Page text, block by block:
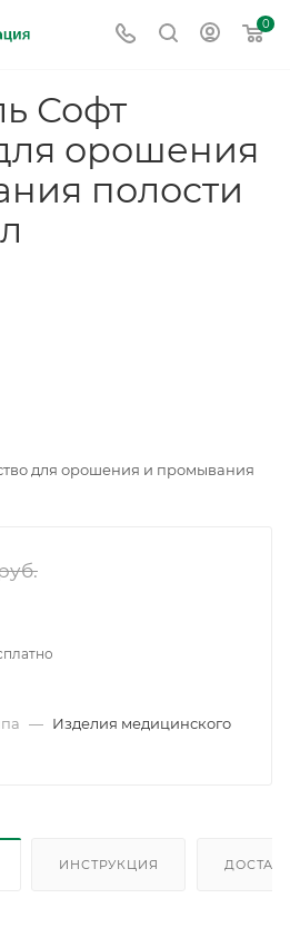
0
Софт
орошения
полости
для орошения и промывания
— Изделия медицинского
ИНСТРУКЦИЯ